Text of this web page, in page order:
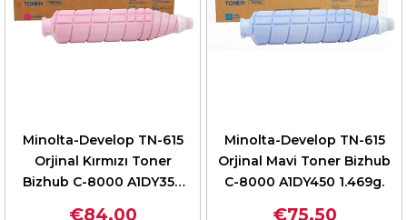
Minolta-Develop TN-615
Orjinal Kırmızı Toner
Bizhub C-8000 A1DY350
€84,00
Minolta-Develop TN-615
Orjinal Mavi Toner Bizhub
C-8000 A1DY450 1.469g.
€75,50